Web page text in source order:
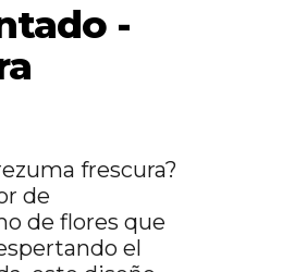
-
frescura?
de
de flores que
el